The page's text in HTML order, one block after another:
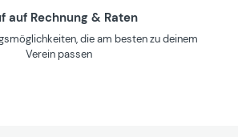
auf Rechnung & Raten
die am besten zu deinem
Verein passen